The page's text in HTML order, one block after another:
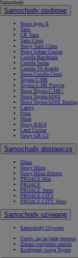
Samochody
Samochody osobowe
Nowe Aygo X
Yaris
GR Yaris
Yaris Cross
Nowy Yaris Cross
Nowy Urban Cruiser
Corolla Hatchback
Corolla Sedan
Corolla TS Kombi
Nowa Corolla Cross
Toyota C-HR
Toyota C-HR Plug-in
Nowa Toyota C-HR+
Nowa Toyota bZ4X
Nowa Toyota bZ4X Touring
Camry
Prius
Mirai
Nowy RAV4
Land Cruiser
Nowy GR GT
Samochody dostawcze
Hilux
Nowy Hilux
Nowy Hilux Electric
PROACE Max
PROACE
PROACE Verso
PROACE CITY
PROACE CITY Verso
Samochody używane
Samochody Używane
Umów się na jazdę testową
Zobacz wszystkie cenniki
Konfiguruj swoją Toyotę